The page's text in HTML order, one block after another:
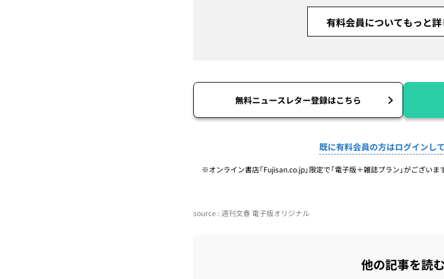
有料会員についてもっと詳
無料ニュースレター登録はこちら
既に有料会員の方はログインし
※オンライン書店「Fujisan.co.jp」限定で「電子版＋雑誌プラン」がござい
source : 週刊文春 電子版オリジナル
他の記事を読む